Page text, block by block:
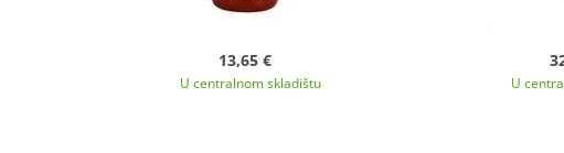
13,65 €
U centralnom skladištu U